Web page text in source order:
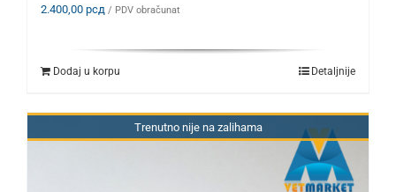
2.400,00 рсд / PDV obračunat
Dodaj u korpu Detaljnije
Trenutno nije na zalihama